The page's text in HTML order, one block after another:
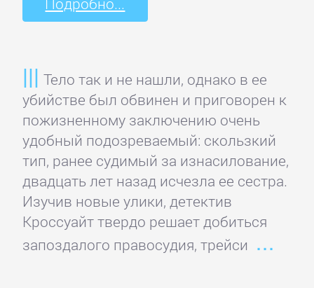
Тело так и не нашли, однако в ее
убийстве был обвинен и приговорен к
пожизненному заключению очень
удобный подозреваемый: скользкий
тип, ранее судимый за изнасилование,
двадцать лет назад исчезла ее сестра.
Изучив новые улики, детектив
Кроссуайт твердо решает добиться
запоздалого правосудия, трейси
Биология
языки
История
Культурология
Математика